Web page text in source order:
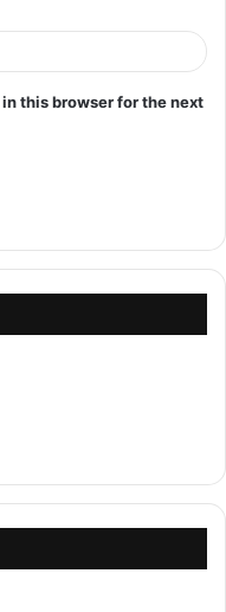
this browser for the next